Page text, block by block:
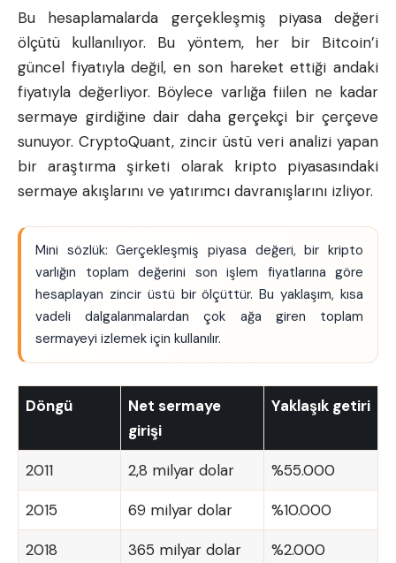
Bu hesaplamalarda gerçekleşmiş piyasa değeri
ölçütü kullanılıyor. Bu yöntem, her bir Bitcoin’i
güncel fiyatıyla değil, en son hareket ettiği andaki
fiyatıyla değerliyor. Böylece varlığa fiilen ne kadar
sermaye girdiğine dair daha gerçekçi bir çerçeve
sunuyor. CryptoQuant, zincir üstü veri analizi yapan
bir araştırma şirketi olarak kripto piyasasındaki
sermaye akışlarını ve yatırımcı davranışlarını izliyor.
Mini sözlük: Gerçekleşmiş piyasa değeri, bir kripto
varlığın toplam değerini son işlem fiyatlarına göre
hesaplayan zincir üstü bir ölçüttür. Bu yaklaşım, kısa
vadeli dalgalanmalardan çok ağa giren toplam
sermayeyi izlemek için kullanılır.
Döngü
Net sermaye
girişi
Yaklaşık getiri
2011 2,8 milyar dolar %55.000
2015 69 milyar dolar %10.000
2018 365 milyar dolar %2.000